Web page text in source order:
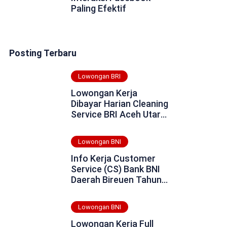
Paling Efektif
Posting Terbaru
Lowongan BRI
Lowongan Kerja
Dibayar Harian Cleaning
Service BRI Aceh Utara
Lowongan BNI
Info Kerja Customer
Service (CS) Bank BNI
Daerah Bireuen Tahun
Lowongan BNI
Lowongan Kerja Full